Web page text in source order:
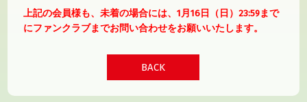
上記の会員様も、未着の場合には、1月16日（日）23:59まで
にファンクラブまでお問い合わせをお願いいたします。
BACK